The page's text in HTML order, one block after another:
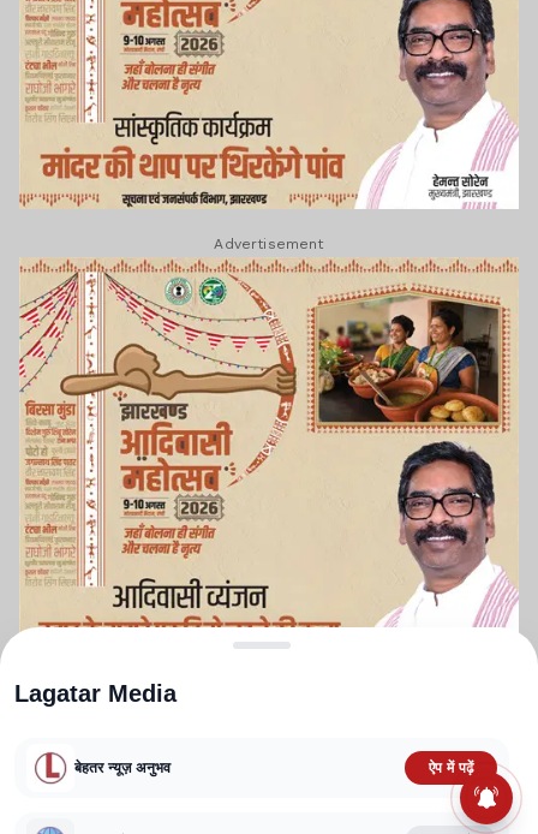
Advertisement
TERMS AND CONDITIONS
Lagatar Media
बेहतर न्यूज़ अनुभव ऐप में पढ़ें